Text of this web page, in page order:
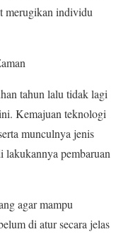
merugikan individu
tahun lalu tidak lagi
Kemajuan teknologi
munculnya jenis
lakukannya pembaruan
agar mampu
di atur secara jelas